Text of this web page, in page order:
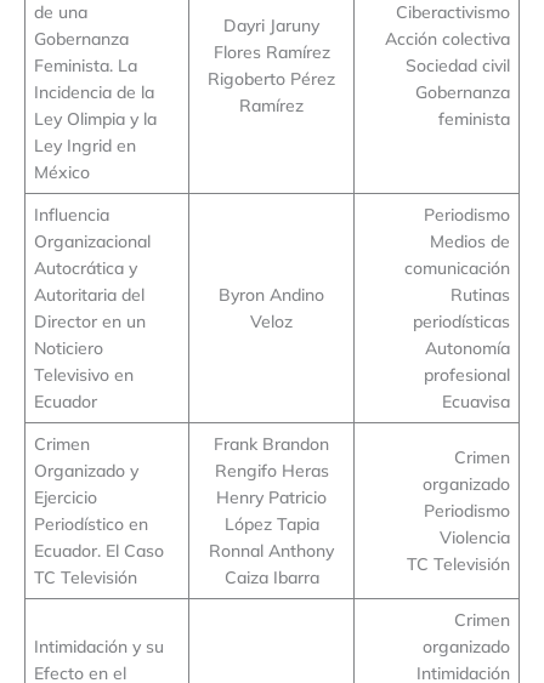
de una
Gobernanza
Feminista. La
Incidencia de la
Ley Olimpia y la
Ley Ingrid en
México
Dayri Jaruny
Flores Ramírez
Rigoberto Pérez
Ramírez
Ciberactivismo
Acción colectiva
Sociedad civil
Gobernanza
feminista
Influencia
Organizacional
Autocrática y
Autoritaria del
Director en un
Noticiero
Televisivo en
Ecuador
Byron Andino
Veloz
Periodismo
Medios de
comunicación
Rutinas
periodísticas
Autonomía
profesional
Ecuavisa
Crimen
Organizado y
Ejercicio
Periodístico en
Ecuador. El Caso
TC Televisión
Frank Brandon
Rengifo Heras
Henry Patricio
López Tapia
Ronnal Anthony
Caiza Ibarra
Crimen
organizado
Periodismo
Violencia
TC Televisión
Intimidación y su
Efecto en el
Crimen
organizado
Intimidación